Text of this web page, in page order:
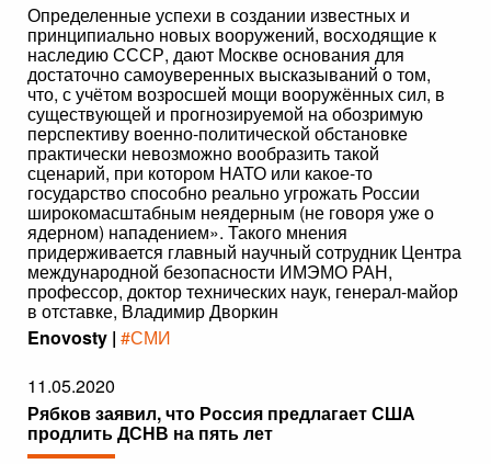
Определенные успехи в создании известных и
принципиально новых вооружений, восходящие к
наследию СССР, дают Москве основания для
достаточно самоуверенных высказываний о том,
что, с учётом возросшей мощи вооружённых сил, в
существующей и прогнозируемой на обозримую
перспективу военно-политической обстановке
практически невозможно вообразить такой
сценарий, при котором НАТО или какое-то
государство способно реально угрожать России
широкомасштабным неядерным (не говоря уже о
ядерном) нападением». Такого мнения
придерживается главный научный сотрудник Центра
международной безопасности ИМЭМО РАН,
профессор, доктор технических наук, генерал-майор
в отставке, Владимир Дворкин
Enovosty | #СМИ
11.05.2020
Рябков заявил, что Россия предлагает США
продлить ДСНВ на пять лет